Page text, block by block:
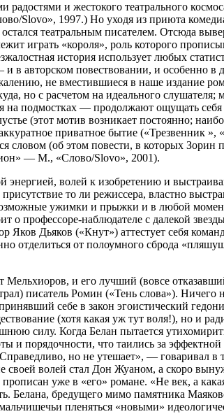
радостями и жестокого театрального
Slovo», 1997.) Но уходя из приюта
театральным писателем. Отсюда
играть «короля», роль которого
история использует любых
в авторском повествовании, и особенно
не вместившиеся в наше издание
но с расчетом на идеального слушателя;
подмостках — продолжают ощущать
(этот мотив возникает постоянно;
приватное бытие («Трезвенник »,
(об этом повести, в которых
— М., «Слово/Slovo», 2001).
энергией, волей к изобретению и
то ли режиссера, властно
ужимки и прыжки и в любой
профессоре-наблюдателе с далекой
Яков Дьяков («Кнут») аттестует себя
от полоумного сброда
и его лучший (вовсе
писатель Ромин («Тень слова»).
себе в закон эгоистический
(хотя какая уж тут воля!), но и
силу. Когда Белан пытается
и порядочности, что таились за
но не утешает», — говаривал в
волей стал Дон Жуаном, а скоро
уже в «его» романе. «Не век, а
Белана, бредущего мимо памятника
пленяться «новыми»